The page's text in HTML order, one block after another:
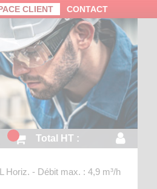
CLIENT CONTACT
Total HT :
Horiz. - Débit max. : 4,9 m³/h